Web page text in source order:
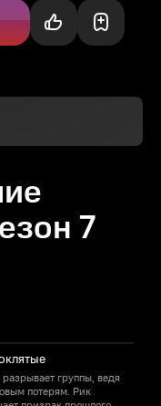
7
группы, ведя
потерям. Рик